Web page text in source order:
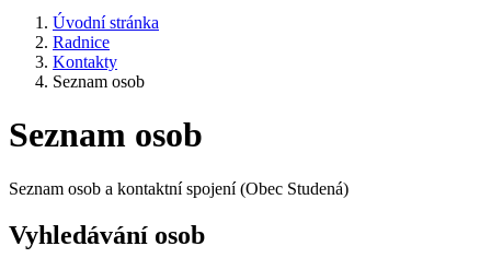
Úvodní stránka
Radnice
Kontakty
Seznam osob
Seznam osob
Seznam osob a kontaktní spojení (Obec Studená)
Vyhledávání osob